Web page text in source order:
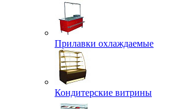
Прилавки охлаждаемые
Кондитерские витрины